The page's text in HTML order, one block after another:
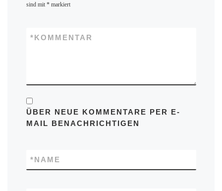
sind mit *markiert
KOMMENTAR
*
ÜBER NEUE KOMMENTARE PER E-
MAIL BENACHRICHTIGEN
NAME
*